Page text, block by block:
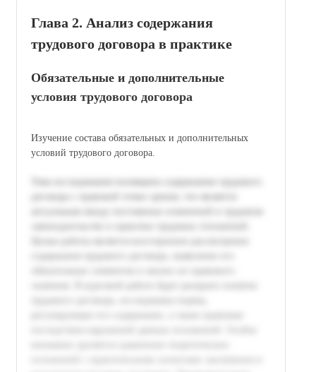
Глава 2. Анализ содержания
трудового договора в практике
Обязательные и дополнительные
условия трудового договора
Изучение состава обязательных и дополнительных
условий трудового договора.